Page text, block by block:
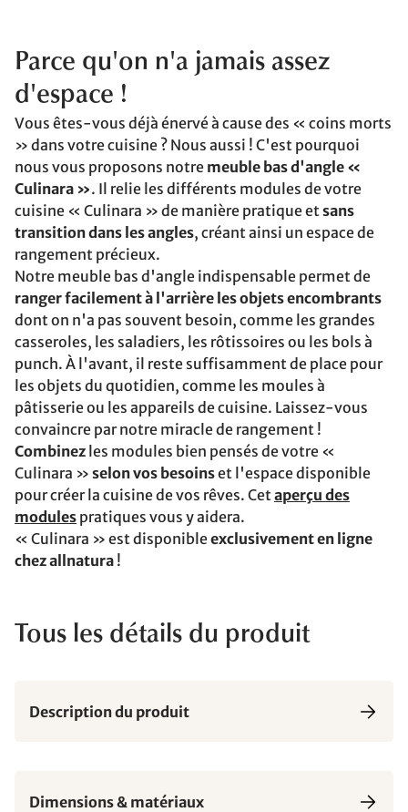
Parce qu'on n'a jamais assez
d'espace !
Vous êtes-vous déjà énervé à cause des « coins morts
» dans votre cuisine ? Nous aussi ! C'est pourquoi
nous vous proposons notre meuble bas d'angle «
Culinara ». Il relie les différents modules de votre
cuisine « Culinara » de manière pratique etsans
transition dans les angles, créant ainsi un espace de
rangement précieux.
Notre meuble bas d'angle indispensable permet de
ranger facilement à l'arrière les objets encombrants
dont on n'a pas souvent besoin, comme les grandes
casseroles, les saladiers, les rôtissoires ou les bols à
punch. À l'avant, il reste suffisamment de place pour
les objets du quotidien, comme les moules à
pâtisserie ou les appareils de cuisine. Laissez-vous
convaincre par notre miracle de rangement !
Combinez les modules bien pensés de votre «
Culinara » selon vos besoinset l'espace disponible
pour créer la cuisine de vos rêves. Cetaperçu des
modules pratiques vous y aidera.
« Culinara » est disponibleexclusivement en ligne
chez allnatura !
Tous les détails du produit
Description du produit
Dimensions & matériaux